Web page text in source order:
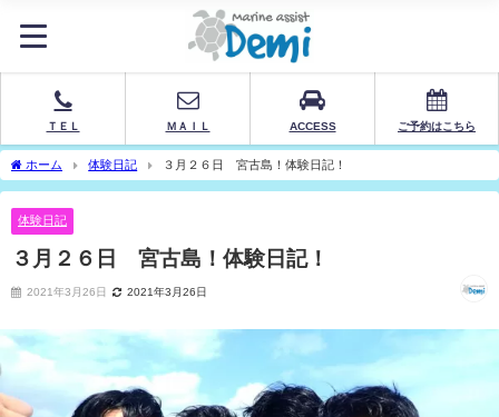
ＴＥＬ ＭＡＩＬ ACCESS ご予約はこちら
ホーム 体験日記 ３月２６日 宮古島！体験日記！
体験日記
３月２６日 宮古島！体験日記！
2021年3月26日 2021年3月26日